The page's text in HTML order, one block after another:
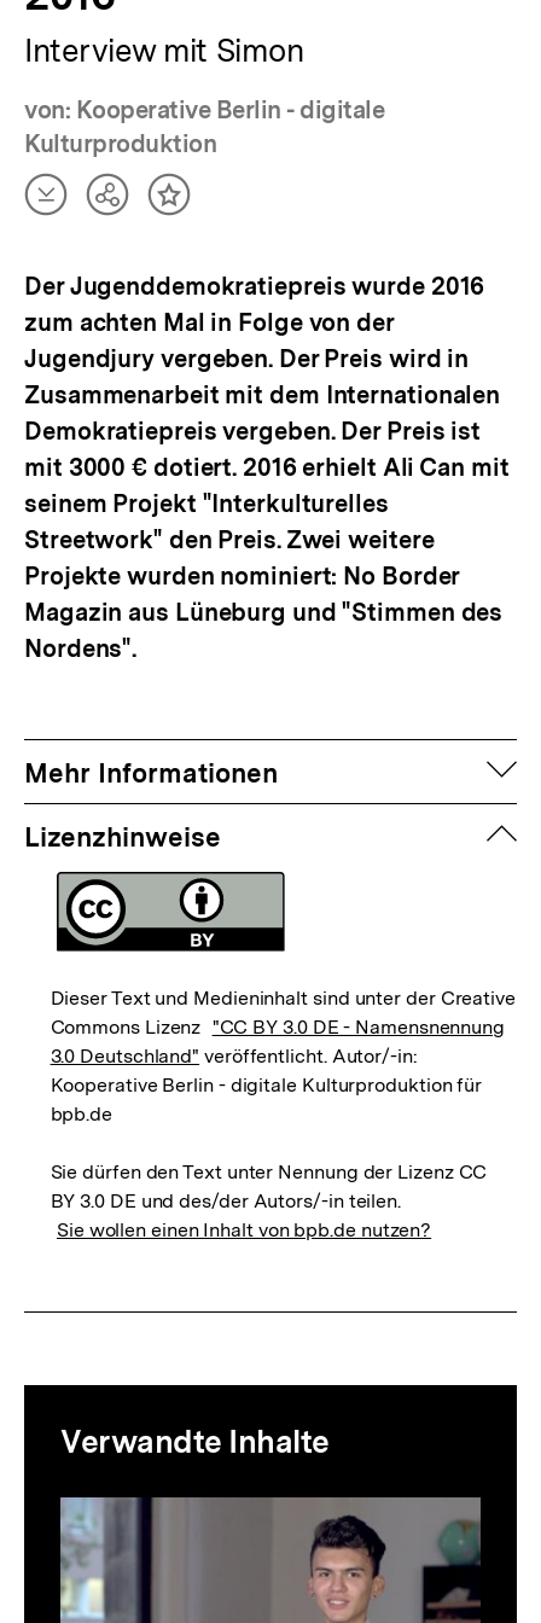
Interview mit Simon
von: Kooperative Berlin - digitale
Kulturproduktion
Artikel
herunterladen
TeilenInhalt
Der Jugenddemokratiepreis wurde 2016
zum achten Mal in Folge von der
Jugendjury vergeben. Der Preis wird in
Zusammenarbeit mit dem Internationalen
Demokratiepreis vergeben. Der Preis ist
mit 3000 € dotiert. 2016 erhielt Ali Can mit
seinem Projekt "Interkulturelles
Streetwork" den Preis. Zwei weitere
Projekte wurden nominiert: No Border
Magazin aus Lüneburg und "Stimmen des
Nordens".
Mehr Informationen
Lizenzhinweise
Dieser Text und Medieninhalt sind unter der Creative
Commons Lizenz "CC BY 3.0 DE - Namensnennung
3.0 Deutschland" veröffentlicht. Autor/-in:
Kooperative Berlin - digitale Kulturproduktion für
bpb.de
Sie dürfen den Text unter Nennung der Lizenz CC
BY 3.0 DE und des/der Autors/-in teilen.
Sie wollen einen Inhalt von bpb.de nutzen?
zur
Thematik
Verwandte Inhalte
Inhaltskarussell
überspringen